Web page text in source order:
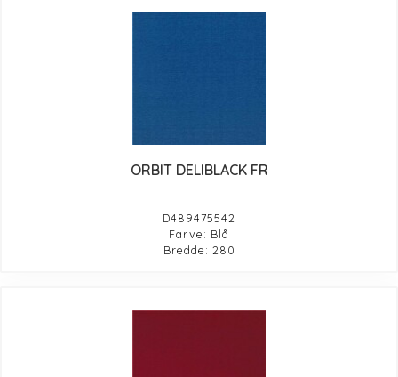
ORBIT DELIBLACK FR
D489475542
Farve: Blå
Bredde: 280